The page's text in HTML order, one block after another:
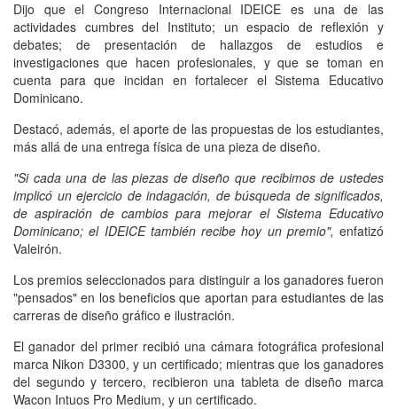
Dijo que el Congreso Internacional IDEICE es una de las
actividades cumbres del Instituto; un espacio de reflexión y
debates; de presentación de hallazgos de estudios e
investigaciones que hacen profesionales, y que se toman en
cuenta para que incidan en fortalecer el Sistema Educativo
Dominicano.
Destacó, además, el aporte de las propuestas de los estudiantes,
más allá de una entrega física de una pieza de diseño.
"Si cada una de las piezas de diseño que recibimos de ustedes
implicó un ejercicio de indagación, de búsqueda de significados,
de aspiración de cambios para mejorar el Sistema Educativo
Dominicano; el IDEICE también recibe hoy un premio", enfatizó
Valeirón.
Los premios seleccionados para distinguir a los ganadores fueron
"pensados" en los beneficios que aportan para estudiantes de las
carreras de diseño gráfico e ilustración.
El ganador del primer recibió una cámara fotográfica profesional
marca Nikon D3300, y un certificado; mientras que los ganadores
del segundo y tercero, recibieron una tableta de diseño marca
Wacon Intuos Pro Medium, y un certificado.